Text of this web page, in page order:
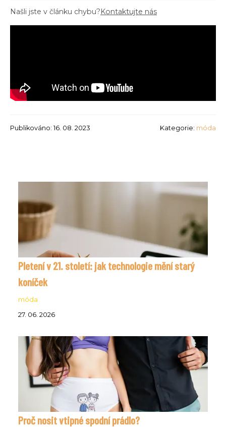
Našli jste v článku chybu?Kontaktujte nás
Publikováno: 16. 08. 2023 Kategorie: móda
Pletení v 21. století: jak technologie mění starý
koníček
móda
27. 06. 2026
Proč nosit vtipné spodní prádlo?